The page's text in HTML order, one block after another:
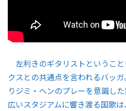
左利きのギタリストというこ
クスとの共通点を言われるバッ
りジミ・ヘンのプレーを意識した
広いスタジアムに響き渡る国歌は